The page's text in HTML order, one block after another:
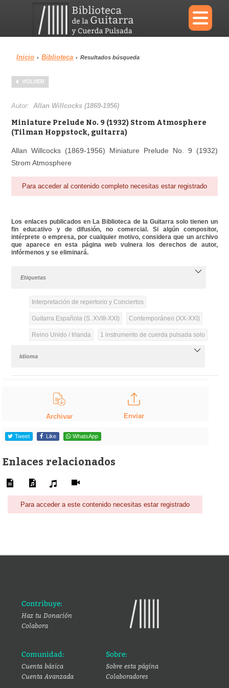
×
Menu
Biblioteca
Área personal
Inicio › Biblioteca › Resultados búsqueda
VOLVER
Autor:Allan Willcocks (1869-1956)
Miniature Prelude No. 9 (1932) Strom Atmosphere
(Tilman Hoppstock, guitarra)
Allan Willcocks (1869-1956) Miniature Prelude No. 9 (1932)
Strom Atmosphere
Para acceder al contenido completo necesitas estar registrado
Los enlaces publicados en La Biblioteca de la Guitarra solo tienen un
fin educativo y de difusión, no comercial. Si algún compositor,
intérprete o empresa, por cualquier motivo, considera que un archivo
que aparece en esta página web vulnera los derechos de autor,
infórmenos y se eliminará.
Etiquetas
Interpretación de repertorio y Conciertos
Guitarra Española (S. XVIII-XXI) Contemporáneo (XX-XXI)
Reino Unido / Irlanda 1 instrumento de cuerda pulsada solo
Idioma
Archivar Enviar
Tweet Like WhatsApp
Enlaces relacionados
Para acceder a este contenido necesitas estar registrado
Contribuye:
Haz tu Donación
Colabora
Comunidad:
Cuenta básica
Cuenta Avanzada
Sobre:
Sobre esta página
Colaboradores